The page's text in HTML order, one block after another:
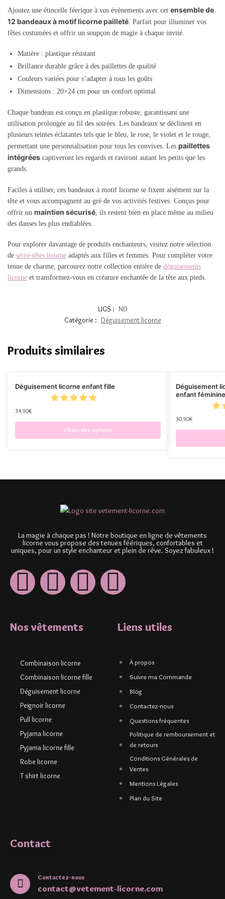
Ajoutez une étincelle féerique à vos événements avec cet ensemble de
12 bandeaux à motif licorne pailleté. Parfait pour illuminer vos
fêtes costumées et offrir un soupçon de magie à chaque invité.
Matière : plastique résistant
Brillance durable grâce à des paillettes de qualité
Couleurs variées pour s’adapter à tous les goûts
Dimensions : 20×24 cm pour un confort optimal
Chaque bandeau est conçu en plastique robuste, garantissant une
utilisation prolongée au fil des soirées. Les bandeaux se déclinent en
plusieurs teintes éclatantes tels que le bleu, le rose, le violet et le rouge,
permettant une personnalisation pour tous les convives. Les paillettes
intégrées captiveront les regards et raviront autant les petits que les
grands.
Faciles à utiliser, ces bandeaux à motif licorne se fixent aisément sur la
tête et vous accompagnent au gré de vos activités festives. Conçus pour
offrir un maintien sécurisé , ils restent bien en place même au milieu
des danses les plus endiablées.
Pour explorer davantage de produits enchanteurs, visitez notre sélection
de serre-têtes licorne adaptés aux filles et femmes. Pour compléter votre
tenue de charme, parcourez notre collection entière de déguisements
licorne et transformez-vous en créature enchantée de la tête aux pieds.
UGS : ND
Catégorie : Déguisement licorne
Produits similaires
Déguisement licorne enfant fille
34.90€
Choix des options
Déguisement
enfant féminine
30.90€
La magie à chaque pas ! Notre boutique en ligne de vêtements
licorne vous propose des tenues féériques, confortables et
uniques, pour un style enchanteur et plein de rêve. Soyez fabuleux !
Nos vêtements
Combinaison licorne
Combinaison licorne fille
Déguisement licorne
Peignoir licorne
Pull licorne
Pyjama licorne
Pyjama licorne fille
Robe licorne
T shirt licorne
Liens utiles
À propos
Suivre ma Commande
Blog
Contactez-nous
Questions fréquentes
Politique de remboursement et
de retours
Conditions Générales de
Ventes
Mentions Légales
Plan du Site
Contact
Contactez-nous
contact@vetement-licorne.com